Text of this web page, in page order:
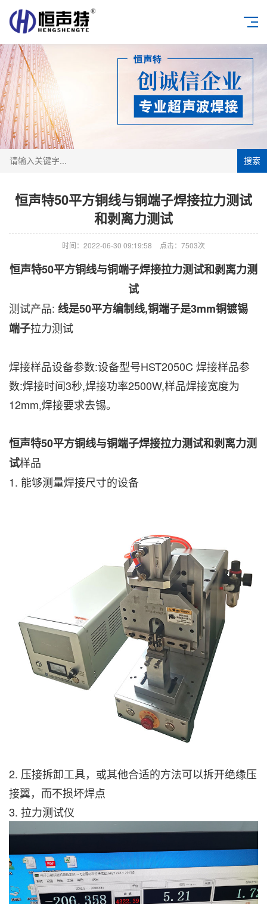
搜索
恒声特50平方铜线与铜端子焊接拉力测试
和剥离力测试
时间：2022-06-30 09:19:58 点击：7503次
恒声特50平方铜线与铜端子焊接拉力测试和剥离力测
试
测试产品: 线是50平方编制线,铜端子是3mm铜镀锡
端子拉力测试
焊接样品设备参数:设备型号HST2050C 焊接样品参
数:焊接时间3秒,焊接功率2500W,样品焊接宽度为
12mm,焊接要求去锡。
恒声特50平方铜线与铜端子焊接拉力测试和剥离力测
试样品
1. 能够测量焊接尺寸的设备
2. 压接拆卸工具，或其他合适的方法可以拆开绝缘压
接翼，而不损坏焊点
3. 拉力测试仪